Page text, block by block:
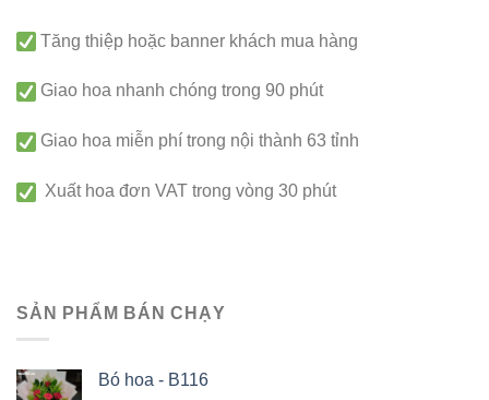
Tăng thiệp hoặc banner khách mua hàng
Giao hoa nhanh chóng trong 90 phút
Giao hoa miễn phí trong nội thành 63 tỉnh
Xuất hoa đơn VAT trong vòng 30 phút
SẢN PHẨM BÁN CHẠY
Bó hoa - B116